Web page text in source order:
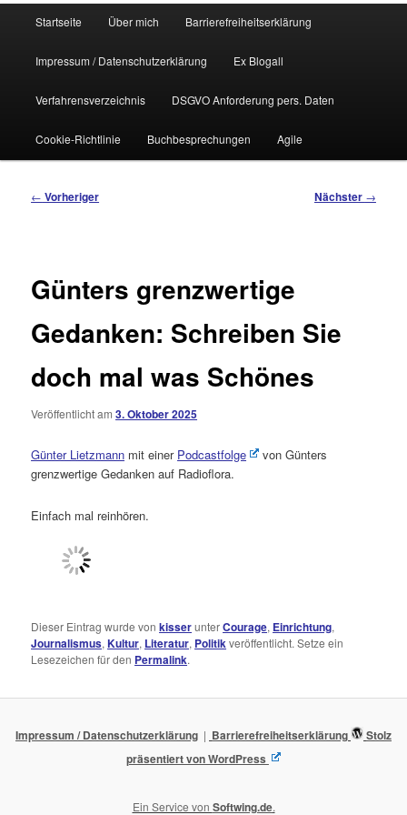
Startseite Über mich Barrierefreiheitserklärung
Impressum / Datenschutzerklärung Ex Blogall
Verfahrensverzeichnis DSGVO Anforderung pers. Daten
Cookie-Richtlinie Buchbesprechungen Agile
Beitragsnavigation
← Vorheriger Nächster →
Günters grenzwertige
Gedanken: Schreiben Sie
doch mal was Schönes
Veröffentlicht am3. Oktober 2025
Günter Lietzmann mit einer Podcastfolge
von Günters
grenzwertige Gedanken auf Radioflora.
Einfach mal reinhören.
Dieser Eintrag wurde vonkisserunterCourage, Einrichtung,
Journalismus,Kultur, Literatur, Politik veröffentlicht. Setze ein
Lesezeichen für den Permalink.
Impressum / Datenschutzerklärung Barrierefreiheitserklärung
Stolz
präsentiert von WordPress
Ein Service von Softwing.de.